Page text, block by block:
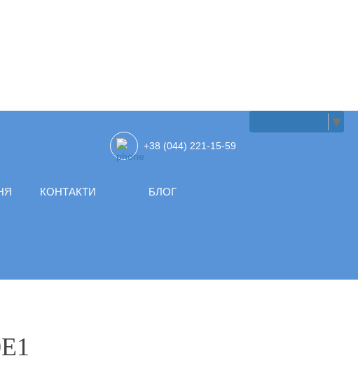
▼
+38 (044) 221-15-59
КОНТАКТИ БЛОГ